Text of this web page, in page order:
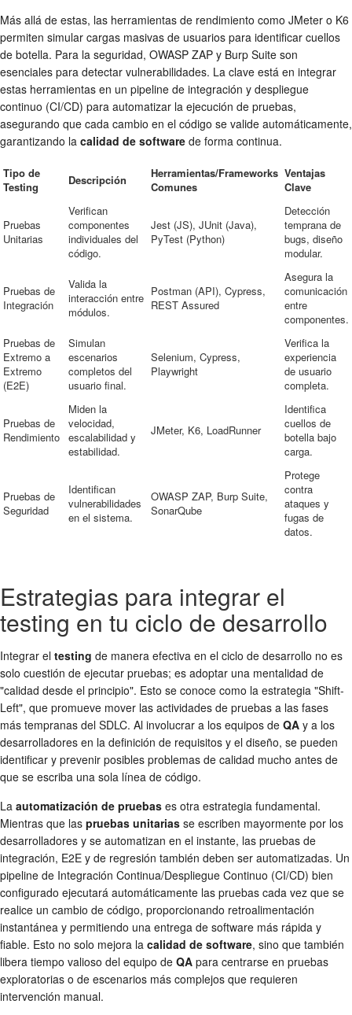
Más allá de estas, las herramientas de rendimiento como JMeter o K6
permiten simular cargas masivas de usuarios para identificar cuellos
de botella. Para la seguridad, OWASP ZAP y Burp Suite son
esenciales para detectar vulnerabilidades. La clave está en integrar
estas herramientas en un pipeline de integración y despliegue
continuo (CI/CD) para automatizar la ejecución de pruebas,
asegurando que cada cambio en el código se valide automáticamente,
garantizando la calidad de software de forma continua.
Tipo de
Testing
Descripción
Herramientas/Frameworks
Comunes
Ventajas
Clave
Pruebas
Unitarias
Verifican
componentes
individuales del
código.
Jest (JS), JUnit (Java),
PyTest (Python)
Detección
temprana de
bugs, diseño
modular.
Pruebas de
Integración
Valida la
interacción entre
módulos.
Postman (API), Cypress,
REST Assured
Asegura la
comunicación
entre
componentes.
Pruebas de
Extremo a
Extremo
(E2E)
Simulan
escenarios
completos del
usuario final.
Selenium, Cypress,
Playwright
Verifica la
experiencia
de usuario
completa.
Pruebas de
Rendimiento
Miden la
velocidad,
escalabilidad y
estabilidad.
JMeter, K6, LoadRunner
Identifica
cuellos de
botella bajo
carga.
Pruebas de
Seguridad
Identifican
vulnerabilidades
en el sistema.
OWASP ZAP, Burp Suite,
SonarQube
Protege
contra
ataques y
fugas de
datos.
Estrategias para integrar el
testing en tu ciclo de desarrollo
Integrar el testing de manera efectiva en el ciclo de desarrollo no es
solo cuestión de ejecutar pruebas; es adoptar una mentalidad de
"calidad desde el principio". Esto se conoce como la estrategia "Shift-
Left", que promueve mover las actividades de pruebas a las fases
más tempranas del SDLC. Al involucrar a los equipos de QA y a los
desarrolladores en la definición de requisitos y el diseño, se pueden
identificar y prevenir posibles problemas de calidad mucho antes de
que se escriba una sola línea de código.
La automatización de pruebas es otra estrategia fundamental.
Mientras que las pruebas unitarias se escriben mayormente por los
desarrolladores y se automatizan en el instante, las pruebas de
integración, E2E y de regresión también deben ser automatizadas. Un
pipeline de Integración Continua/Despliegue Continuo (CI/CD) bien
configurado ejecutará automáticamente las pruebas cada vez que se
realice un cambio de código, proporcionando retroalimentación
instantánea y permitiendo una entrega de software más rápida y
fiable. Esto no solo mejora la calidad de software, sino que también
libera tiempo valioso del equipo de QA para centrarse en pruebas
exploratorias o de escenarios más complejos que requieren
intervención manual.